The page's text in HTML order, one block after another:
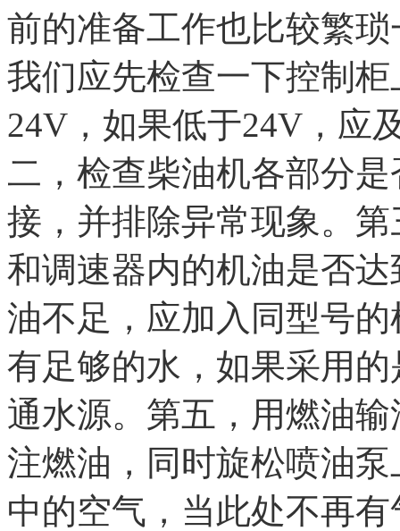
前的准备工作也比较繁琐
我们应先检查一下控制
24V，如果低于24V，应
二，检查柴油机各部分
接，并排除异常现象。
和调速器内的机油是否
油不足，应加入同型号
有足够的水，如果采用
通水源。第五，用燃油
注燃油，同时旋松喷油
中的空气，当此处不再